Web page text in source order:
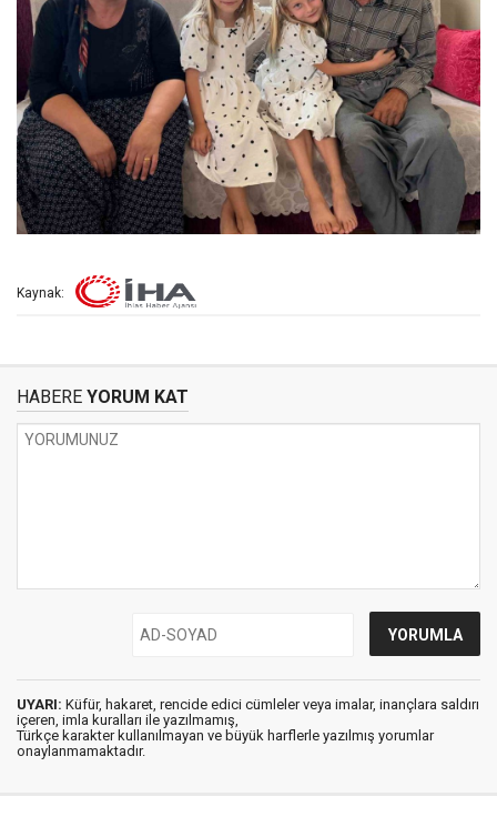
Kaynak:
HABERE YORUM KAT
UYARI: Küfür, hakaret, rencide edici cümleler veya imalar, inançlara saldırı
içeren, imla kuralları ile yazılmamış,
Türkçe karakter kullanılmayan ve büyük harflerle yazılmış yorumlar
onaylanmamaktadır.